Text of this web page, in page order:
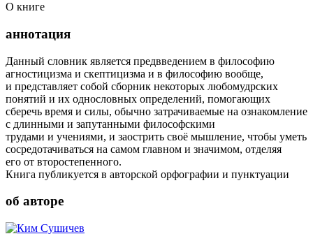
О книге
аннотация
Данный словник является предвведением в философию
агностицизма и скептицизма и в философию вообще,
и представляет собой сборник некоторых любомудрских
понятий и их однословных определений, помогающих
сберечь время и силы, обычно затрачиваемые на ознакомление
с длинными и запутанными философскими
трудами и учениями, и заострить своё мышление, чтобы уметь
сосредотачиваться на самом главном и значимом, отделяя
его от второстепенного.
Книга публикуется в авторской орфографии и пунктуации
об авторе